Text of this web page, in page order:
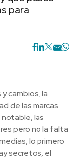
para
cambios, la
de las marcas
notable, las
pero no la falta
lo primero
secretos, el